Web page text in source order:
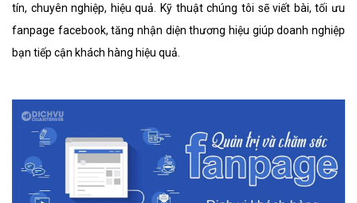
tín, chuyên nghiệp, hiệu quả. Kỹ thuật chúng tôi sẽ viết bài, tối ưu
fanpage facebook, tăng nhận diện thương hiệu giúp doanh nghiệp
bạn tiếp cận khách hàng hiệu quả.